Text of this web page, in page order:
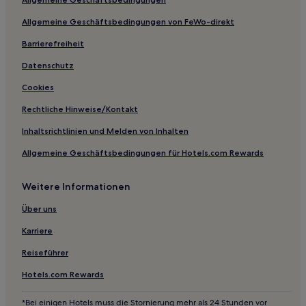
Familien in Minas Gerais
Günstige in Minas Gerais
Ibirité Centro: Hotels
Hotels nahe Buddhistisches Kloster Pico de Raios
Allgemeine Geschäftsbedingungen von FeWo-direkt
Barrierefreiheit
Datenschutz
Cookies
Rechtliche Hinweise/Kontakt
Inhaltsrichtlinien und Melden von Inhalten
Allgemeine Geschäftsbedingungen für Hotels.com Rewards
Weitere Informationen
Über uns
Karriere
Reiseführer
Hotels.com Rewards
*Bei einigen Hotels muss die Stornierung mehr als 24 Stunden vor